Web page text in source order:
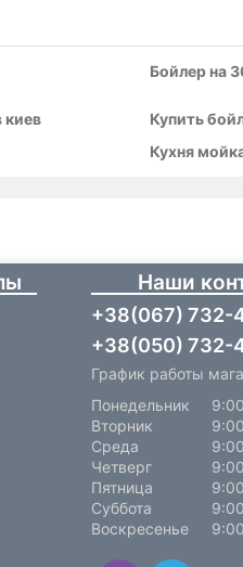
Бойлер на
киев
Купить
Кухня
Наши
+38(067) 732-
+38(050) 732-
График работы
Понедельник
Вторник
Среда
Четверг
Пятница
Суббота
Воскресенье